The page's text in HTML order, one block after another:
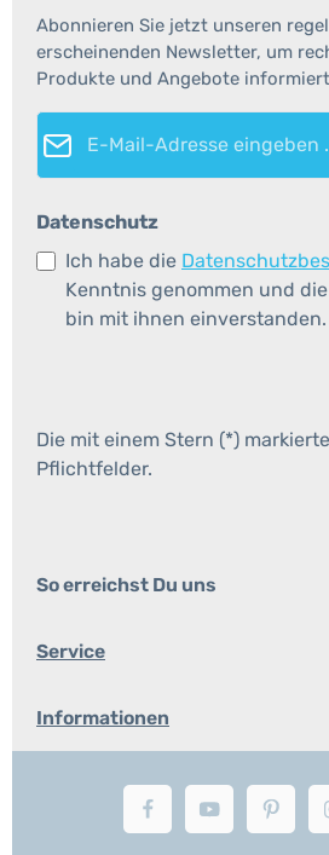
Abonnieren Sie jetzt unseren
erscheinenden Newsletter, um
Produkte und Angebote
E-Mail-Adresse*
Datenschutz
Ich habe die
Kenntnis genommen und die
bin mit ihnen einverstanden.
Die mit einem Stern (*)
Pflichtfelder.
So erreichst Du uns
Service
Informationen